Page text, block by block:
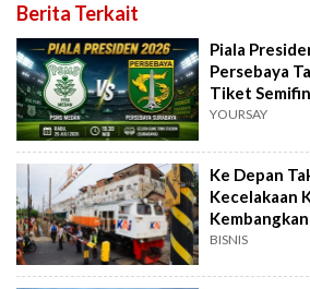
Berita Terkait
Piala
Persebaya
Tiket
YOURSAY
Ke Depan
Kecelakaan
BISNIS